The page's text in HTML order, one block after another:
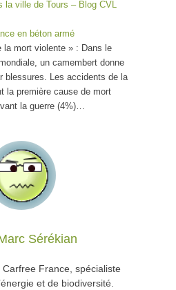
la ville de Tours – Blog CVL
en béton armé
la mort violente » : Dans le
un camembert donne
blessures. Les accidents de la
la première cause de mort
la guerre (4%)…
Sérékian
France, spécialiste
et de biodiversité.